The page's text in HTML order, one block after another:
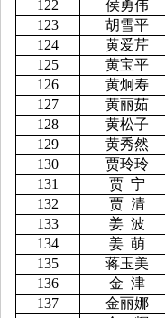
122
侯勇伟
123
胡雪平
124
黄爱芹
125
黄宝平
126
黄炯寿
127
黄丽茹
128
黄松子
129
黄秀然
130
贾玲玲
131
贾 宁
132
贾 清
133
姜 波
134
姜 萌
135
蒋玉美
136
金 津
137
金丽娜